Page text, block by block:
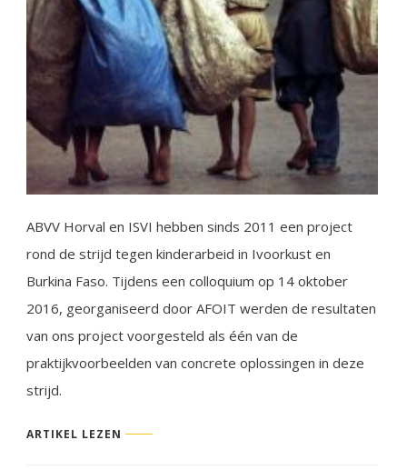
ABVV Horval en ISVI hebben sinds 2011 een project
rond de strijd tegen kinderarbeid in Ivoorkust en
Burkina Faso. Tijdens een colloquium op 14 oktober
2016, georganiseerd door AFOIT werden de resultaten
van ons project voorgesteld als één van de
praktijkvoorbeelden van concrete oplossingen in deze
strijd.
ARTIKEL LEZEN